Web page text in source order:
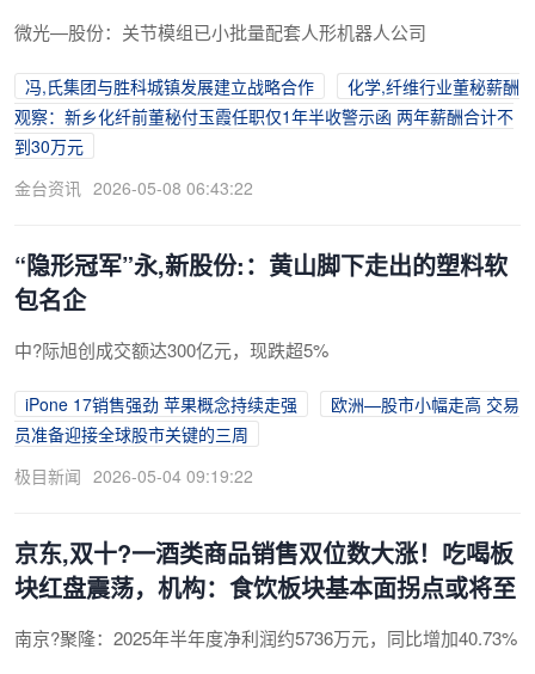
微光—股份：关节模组已小批量配套人形机器人公司
冯,氏集团与胜科城镇发展建立战略合作
化学,纤维行业董秘薪酬
观察：新乡化纤前董秘付玉霞任职仅1年半收警示函 两年薪酬合计不
到30万元
金台资讯 2026-05-08 06:43:22
“隐形冠军”永,新股份:：黄山脚下走出的塑料软
包名企
中?际旭创成交额达300亿元，现跌超5%
iPone 17销售强劲 苹果概念持续走强
欧洲—股市小幅走高 交易
员准备迎接全球股市关键的三周
极目新闻 2026-05-04 09:19:22
京东,双十?一酒类商品销售双位数大涨！吃喝板
块红盘震荡，机构：食饮板块基本面拐点或将至
南京?聚隆：2025年半年度净利润约5736万元，同比增加40.73%